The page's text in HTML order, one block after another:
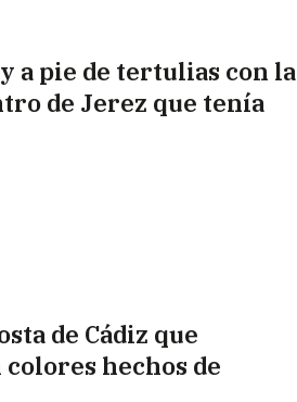
a pie de tertulias con la
de Jerez que tenía
de Cádiz que
hechos de